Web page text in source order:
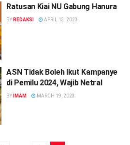
Ratusan Kiai NU Gabung Hanura
BY REDAKSI APRIL 13, 2023
ASN Tidak Boleh Ikut Kampanye
di Pemilu 2024, Wajib Netral
BY IMAM MARCH 19, 2023